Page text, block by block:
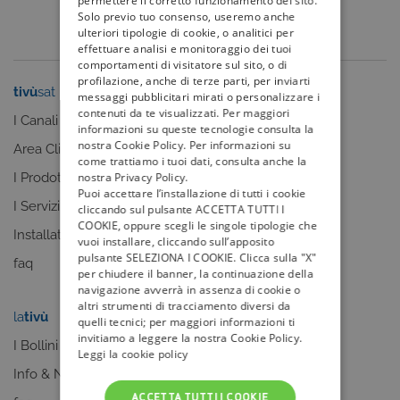
tivùsat
I Canali
Area Clienti
I Prodotti
I Servizi
Installatori
faq
tivùla guida
I programmi
I canali
faq
lativù
I Bollini
Info & News
my tivù
Solo previo tuo consenso, useremo anche
ulteriori tipologie di cookie, o analitici per
effettuare analisi e monitoraggio dei tuoi
comportamenti di visitatore sul sito, o di
profilazione, anche di terze parti, per inviarti
messaggi pubblicitari mirati o personalizzare i
contenuti da te visualizzati. Per maggiori
informazioni su queste tecnologie consulta la
nostra Cookie Policy. Per informazioni su
come trattiamo i tuoi dati, consulta anche la
nostra Privacy Policy.
Puoi accettare l’installazione di tutti i cookie
cliccando sul pulsante ACCETTA TUTTI I
COOKIE, oppure scegli le singole tipologie che
vuoi installare, cliccando sull’apposito
pulsante SELEZIONA I COOKIE. Clicca sulla "X"
per chiudere il banner, la continuazione della
navigazione avverrà in assenza di cookie o
altri strumenti di tracciamento diversi da
quelli tecnici; per maggiori informazioni ti
invitiamo a leggere la nostra Cookie Policy.
Leggi la cookie policy
ACCETTA TUTTI I COOKIE